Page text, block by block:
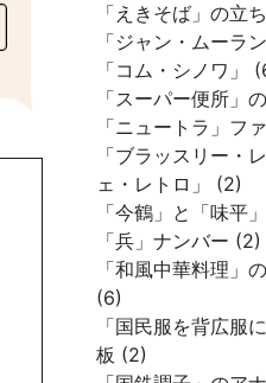
「えきそば」の立
「ジャン・ムーラ
「コム・シノワ」
「スーパー便所」
「ニュートラ」フ
「ブラッスリー・
ェ・レトロ」 (2)
「今鶴」と「味平
「兵」ナンバー (2)
「和風中華料理」
(6)
「国民服を背広服
板 (2)